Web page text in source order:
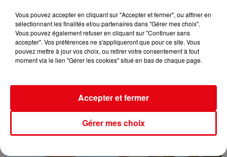
Var : L' incendie du Gros Bessillon désormais fixé après avoir...
Vous pouvez accepter en cliquant sur "Accepter et fermer", ou affiner en
sélectionnant les finalités et/ou partenaires dans "Gérer mes choix".
Vous pouvez également refuser en cliquant sur "Continuer sans
accepter". Vos préférences ne s'appliqueront que pour ce site. Vous
pouvez mettre à jour vos choix, ou retirer votre consentement à tout
moment via le lien "Gérer les cookies" situé en bas de chaque page.
Gérer mes choix
Accepter et fermer